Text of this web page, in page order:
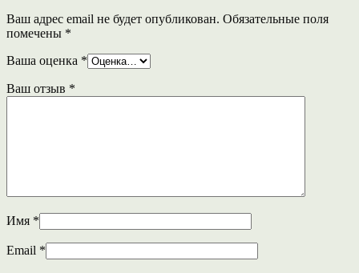
Ваш адрес email не будет опубликован. Обязательные поля
помечены *
Ваша оценка *
Ваш отзыв *
Имя *
Email *